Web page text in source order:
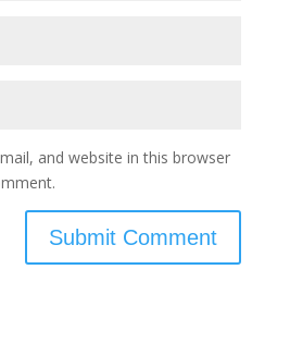
and website in this browser